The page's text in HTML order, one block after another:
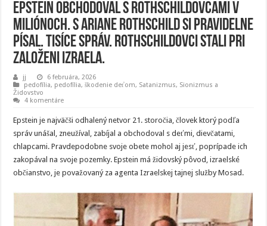
Epstein obchodoval s Rothschildovcami v
miliónoch. S Ariane Rothschild si pravidelne
písal. Tisíce správ. Rothschildovci stali pri
založeni Izraela.
jj
6 februára, 2026
pedofília, pedofília, škodenie deťom, Satanizmus, Sionizmus a
Židovstvo
4 komentáre
Epstein je najväčši odhalený netvor 21. storočia, človek ktorý podľa
správ unášal, zneužíval, zabíjal a obchodoval s deťmi, dievčatami,
chlapcami. Pravdepodobne svoje obete mohol aj jesť, poprípade ich
zakopával na svoje pozemky. Epstein má židovský pôvod, izraelské
občianstvo, je považovaný za agenta Izraelskej tajnej služby Mosad.